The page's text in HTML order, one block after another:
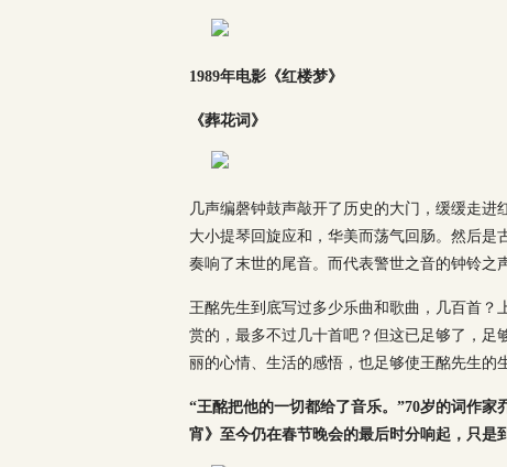
1989年电影《红楼梦》
《葬花词》
几声编磬钟鼓声敲开了历史的大门，缓缓走进
大小提琴回旋应和，华美而荡气回肠。然后
奏响了末世的尾音。而代表警世之音的钟铃之
王酩先生到底写过多少乐曲和歌曲，几百首？
赏的，最多不过几十首吧？但这已足够了，足
丽的心情、生活的感悟，也足够使王酩先生的
“王酩把他的一切都给了音乐。”70岁的词作家
宵》至今仍在春节晚会的最后时分响起，只是